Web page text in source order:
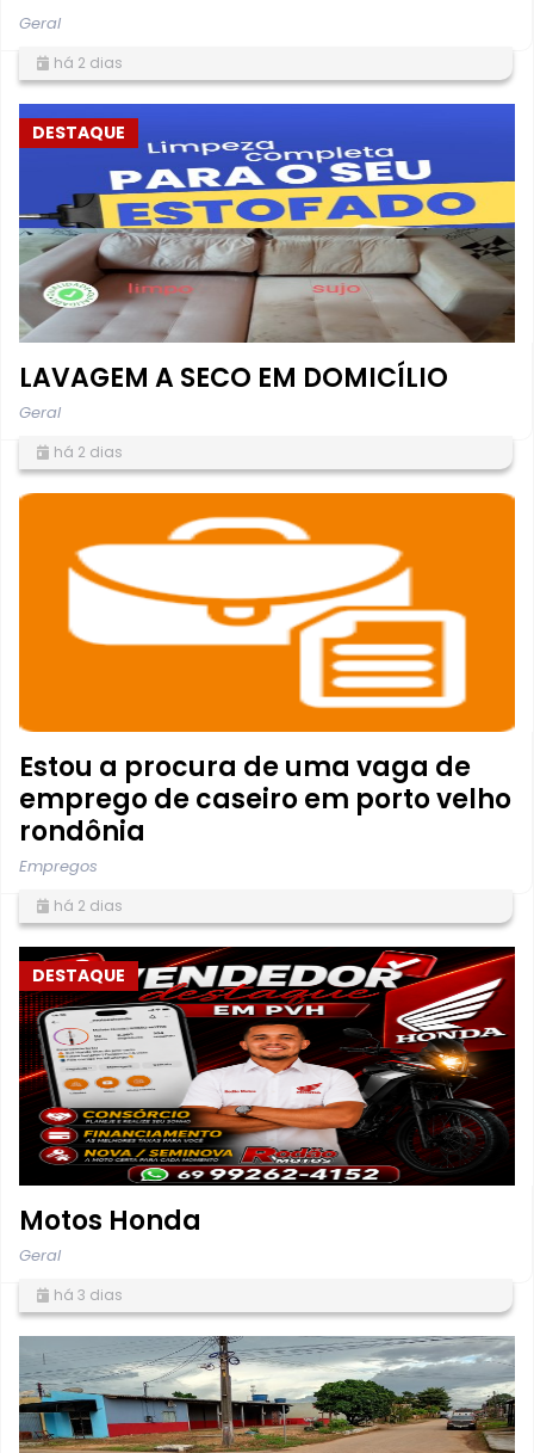
Geral
há 2 dias
DESTAQUE
LAVAGEM A SECO EM DOMICÍLIO
Geral
há 2 dias
Estou a procura de uma vaga de
emprego de caseiro em porto velho
rondônia
Empregos
há 2 dias
DESTAQUE
Motos Honda
Geral
há 3 dias